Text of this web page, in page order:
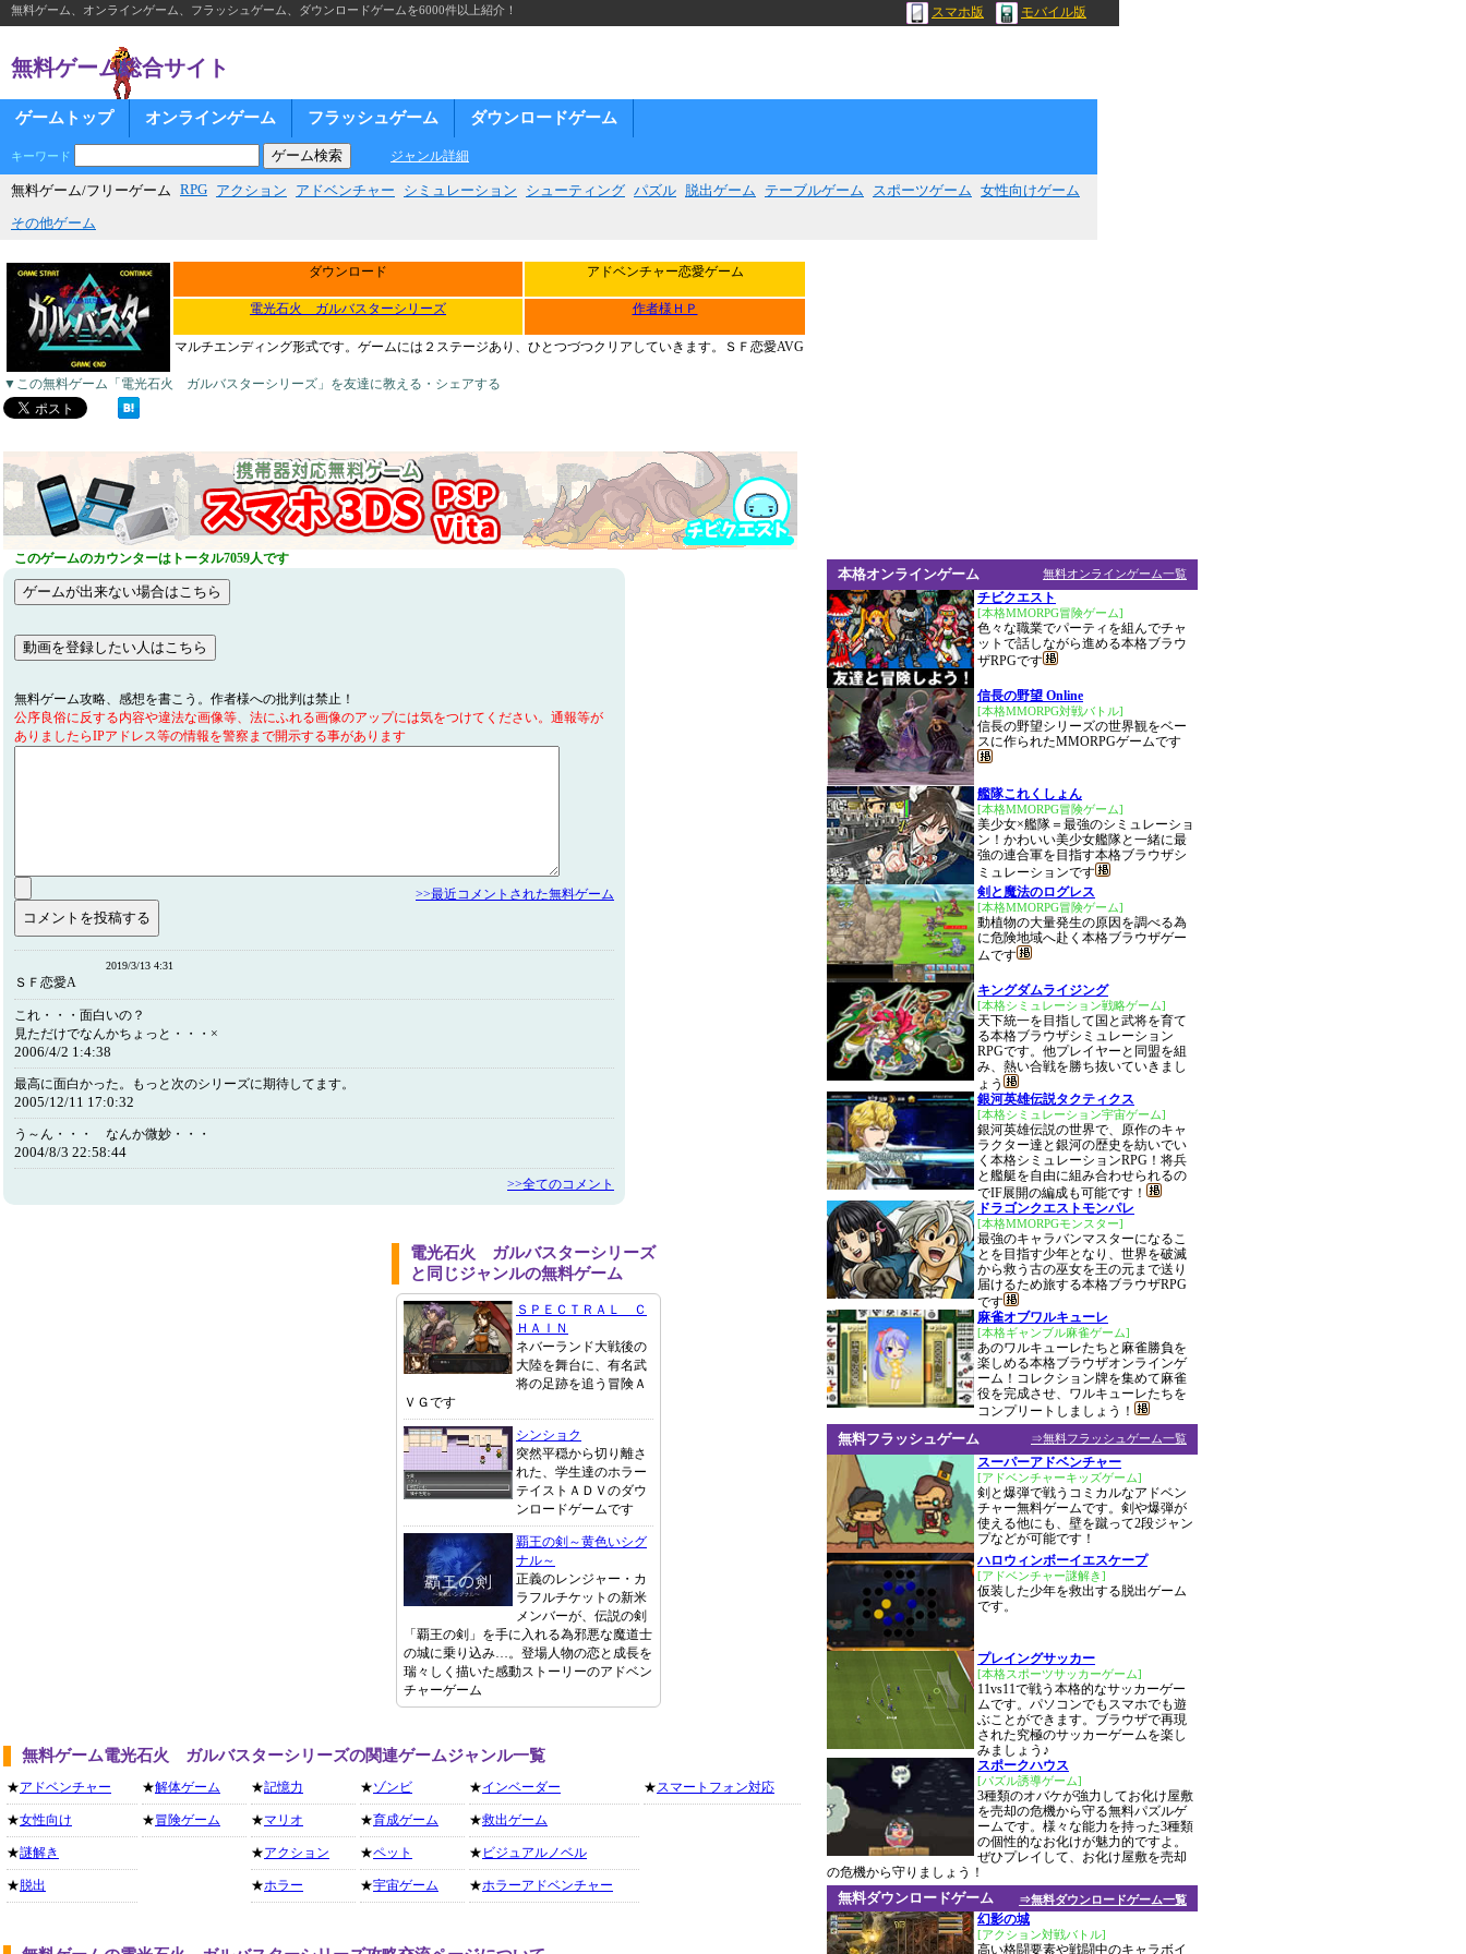
無料ゲーム、オンラインゲーム、フラッシュゲーム、ダウンロードゲームを6000件以上紹介！ スマホ版 モバイル版
無料ゲーム総合サイト
ゲームトップ オンラインゲーム フラッシュゲーム ダウンロードゲーム
キーワード ジャンル詳細
無料ゲーム/フリーゲーム RPG アクション アドベンチャー シミュレーション シューティング パズル 脱出ゲーム テーブルゲーム スポーツゲーム 女性向けゲーム
その他ゲーム
ダウンロード アドベンチャー恋愛ゲーム
電光石火 ガルバスターシリーズ 作者様ＨＰ
マルチエンディング形式です。ゲームには２ステージあり、ひとつづつクリアしていきます。ＳＦ恋愛AVG
▼この無料ゲーム「電光石火 ガルバスターシリーズ」を友達に教える・シェアする
このゲームのカウンターはトータル7059人です
無料ゲーム攻略、感想を書こう。作者様への批判は禁止！
公序良俗に反する内容や違法な画像等、法にふれる画像のアップには気をつけてください。通報等が
ありましたらIPアドレス等の情報を警察まで開示する事があります
>>最近コメントされた無料ゲーム
2019/3/13 4:31
ＳＦ恋愛A
これ・・・面白いの？
見ただけでなんかちょっと・・・×
2006/4/2 1:4:38
最高に面白かった。もっと次のシリーズに期待してます。
2005/12/11 17:0:32
う～ん・・・ なんか微妙・・・
2004/8/3 22:58:44
>>全てのコメント
電光石火 ガルバスターシリーズ
と同じジャンルの無料ゲーム
ＳＰＥＣＴＲＡＬ Ｃ
ＨＡＩＮ
ネバーランド大戦後の
大陸を舞台に、有名武
将の足跡を追う冒険Ａ
ＶＧです
シンショク
突然平穏から切り離さ
れた、学生達のホラー
テイストＡＤＶのダウ
ンロードゲームです
覇王の剣～黄色いシグ
ナル～
正義のレンジャー・カ
ラフルチケットの新米
メンバーが、伝説の剣
「覇王の剣」を手に入れる為邪悪な魔道士
の城に乗り込み…。登場人物の恋と成長を
瑞々しく描いた感動ストーリーのアドベン
チャーゲーム
無料ゲーム電光石火 ガルバスターシリーズの関連ゲームジャンル一覧
★アドベンチャー
★女性向け
★謎解き
★ 脱出
★解体ゲーム
★冒険ゲーム
★記憶力
★マリオ
★アクション
★ホラー
★ゾンビ
★育成ゲーム
★ペット
★宇宙ゲーム
★インベーダー
★救出ゲーム
★ ビジュアルノベル
★ホラーアドベンチャー
★スマートフォン対応
無料オンラインゲーム一覧
本格オンラインゲーム
チビクエスト
[本格MMORPG冒険ゲーム]
色々な職業でパーティを組んでチャ
ットで話しながら進める本格ブラウ
ザRPGです
信長の野望 Online
[本格MMORPG対戦バトル]
信長の野望シリーズの世界観をベー
スに作られたMMORPGゲームです
艦隊これくしょん
[本格MMORPG冒険ゲーム]
美少女×艦隊＝最強のシミュレーショ
ン！かわいい美少女艦隊と一緒に最
強の連合軍を目指す本格ブラウザシ
ミュレーションです
剣と魔法のログレス
[本格MMORPG冒険ゲーム]
動植物の大量発生の原因を調べる為
に危険地域へ赴く本格ブラウザゲー
ムです
キングダムライジング
[本格シミュレーション戦略ゲーム]
天下統一を目指して国と武将を育て
る本格ブラウザシミュレーション
RPGです。他プレイヤーと同盟を組
み、熱い合戦を勝ち抜いていきまし
ょう
銀河英雄伝説タクティクス
[本格シミュレーション宇宙ゲーム]
銀河英雄伝説の世界で、原作のキャ
ラクター達と銀河の歴史を紡いでい
く本格シミュレーションRPG！将兵
と艦艇を自由に組み合わせられるの
でIF展開の編成も可能です！
ドラゴンクエストモンパレ
[本格MMORPGモンスター]
最強のキャラバンマスターになるこ
とを目指す少年となり、世界を破滅
から救う古の巫女を王の元まで送り
届けるため旅する本格ブラウザRPG
です
麻雀オブワルキューレ
[本格ギャンブル麻雀ゲーム]
あのワルキューレたちと麻雀勝負を
楽しめる本格ブラウザオンラインゲ
ーム！コレクション牌を集めて麻雀
役を完成させ、ワルキューレたちを
コンプリートしましょう！
⇒無料フラッシュゲーム一覧
無料フラッシュゲーム
スーパーアドベンチャー
[アドベンチャーキッズゲーム]
剣と爆弾で戦うコミカルなアドベン
チャー無料ゲームです。剣や爆弾が
使える他にも、壁を蹴って2段ジャン
プなどが可能です！
ハロウィンボーイエスケープ
[アドベンチャー謎解き]
仮装した少年を救出する脱出ゲーム
です。
プレイングサッカー
[本格スポーツサッカーゲーム]
11vs11で戦う本格的なサッカーゲー
ムです。パソコンでもスマホでも遊
ぶことができます。ブラウザで再現
された究極のサッカーゲームを楽し
みましょう♪
スポークハウス
[パズル誘導ゲーム]
3種類のオバケが強力してお化け屋敷
を売却の危機から守る無料パズルゲ
ームです。様々な能力を持った3種類
の個性的なお化けが魅力的ですよ。
ぜひプレイして、お化け屋敷を売却
の危機から守りましょう！
⇒無料ダウンロードゲーム一覧
無料ダウンロードゲーム
幻影の城
[アクション対戦バトル]
高い格闘要素や戦闘中のキャラボイ